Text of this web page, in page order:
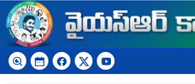
Skip to main content